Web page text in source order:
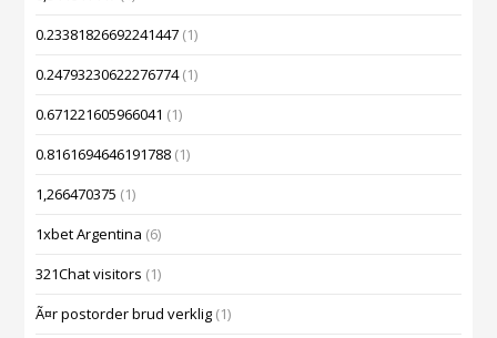
0.23381826692241447 (1)
0.24793230622276774(1)
0.671221605966041 (1)
0.8161694646191788 (1)
1,266470375 (1)
1xbet Argentina (6)
321Chat visitors (1)
Ã¤r postorder brud verklig (1)